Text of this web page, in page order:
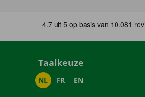
Taalkeuze
NL FR EN